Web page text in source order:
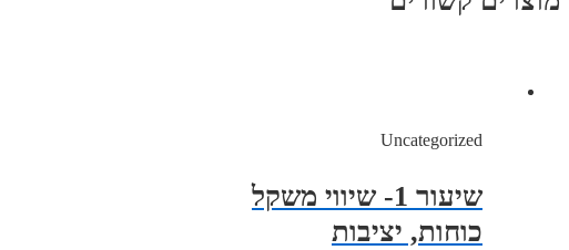
Uncategorized
שיעור 1- שיווי משקל
כוחות, יציבות